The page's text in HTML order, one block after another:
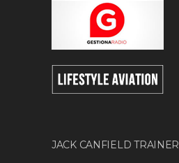
JACK CANFIELD TRAINER